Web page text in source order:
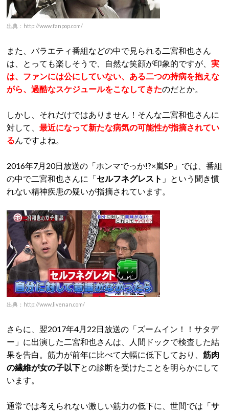
出典：http://www.fanpop.com/
また、バラエティ番組などの中で見られる二宮和也さん
は、とっても楽しそうで、自然な笑顔が印象的ですが、 実
は、ファンには公にしていない、ある二つの持病を抱えな
がら、過酷なスケジュールをこなしてきたのだとか。
しかし、それだけではありません！そんな二宮和也さんに
対して、 最近になって新たな病気の可能性が指摘されてい
るんですよね。
2016年7月20日放送の「ホンマでっか!?×嵐SP」では、番組
の中で二宮和也さんに「セルフネグレスト 」という聞き慣
れない精神疾患の疑いが指摘されています。
出典：http://www.livenan.com/
さらに、翌2017年4月22日放送の「ズームイン！！サタデ
ー」に出演した二宮和也さんは、人間ドックで検査した結
果を告白。筋力が前年に比べて大幅に低下しており、 筋肉
の繊維が女の子以下との診断を受けたことを明らかにして
います。
通常では考えられない激しい筋力の低下に、世間では「サ